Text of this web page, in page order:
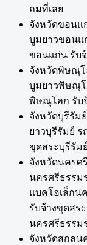
ถมที่เลย
จังหวัดขอนแ
บูมยาวขอนแ
ขอนแก่น รับ
จังหวัดพิษณุ
บูมยาวพิษณุโ
พิษณุโลก รับ
จังหวัดบุรีรัม
ยาวบุรีรัมย์ ร
ขุดสระบุรีรัม
จังหวัดนครศ
นครศรีธรรม
แบคโฮเล็กน
รับจ้างขุดสร
นครศรีธรรม
จังหวัดสกลน